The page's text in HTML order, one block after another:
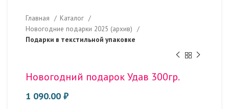
Главная
Каталог
Новогодние подарки 2025 (архив)
Подарки в текстильной упаковке
Новогодний подарок Удав 300гр.
1 090.00 ₽